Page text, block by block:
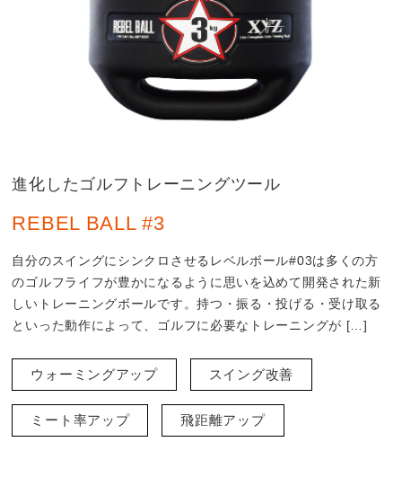
進化したゴルフトレーニングツール
REBEL BALL #3
自分のスイングにシンクロさせるレベルボール#03は多くの方
のゴルフライフが豊かになるように思いを込めて開発された新
しいトレーニングボールです。持つ・振る・投げる・受け取る
といった動作によって、ゴルフに必要なトレーニングが […]
ウォーミングアップ スイング改善
ミート率アップ 飛距離アップ